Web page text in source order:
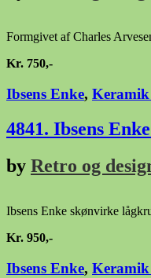
Formgivet af Charles
Kr. 750,-
Ibsens Enke, Keramik
4841. Ibsens
by Retro og
Ibsens Enke skønvirke
Kr. 950,-
Ibsens Enke, Keramik